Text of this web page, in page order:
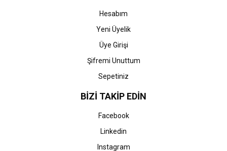
Hesabım
Yeni Üyelik
Üye Girişi
Şifremi Unuttum
Sepetiniz
BİZİ TAKİP EDİN
Facebook
Linkedin
Instagram